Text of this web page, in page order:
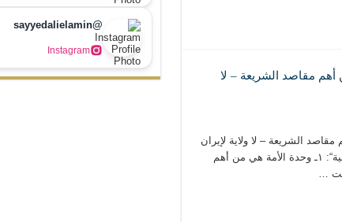
أهم مقاصد الشريعة – لا
الشريعة – لا ولاية لإيران
على “الشيعة العرب وغيرهم خارج حدودها” العلاّمة السيد علي الأمين ل“مصر العربية“: ١ـ وحدة الأمة هي من أهم
@sayyedalielamin
Instagram